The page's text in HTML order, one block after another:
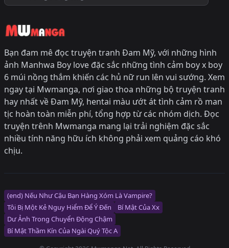
Bạn đam mê đọc truyện tranh Đam Mỹ, với những hình
ảnh Manhwa Boy love đặc sắc những tình cảm boy x boy
6 múi nồng thắm khiến các hủ nữ run lên vui sướng. Xem
ngay tại Mwmanga, nơi giao thoa những bộ truyện tranh
hay nhất về Đam Mỹ, hentai màu ướt át tình cảm rồ man
tịc hoàn toàn miễn phí, tổng hợp từ các nhóm dịch. Đọc
truyện trênh Mwmanga mang lại trải nghiệm đặc sắc
nhiều tính năng hữu ích không phải xem quảng cáo khó
chịu.
(end) Nếu Như Cậu Bạn Hàng Xóm Là Vampire?
Tôi Bị Một Kẻ Nguy Hiểm Để Ý Đến
Bí Mật Của Xx
Dư Ảnh Trong Chuyển Động Chậm
Bí Mật Thầm Kín Của Ngài Quý Tộc Α